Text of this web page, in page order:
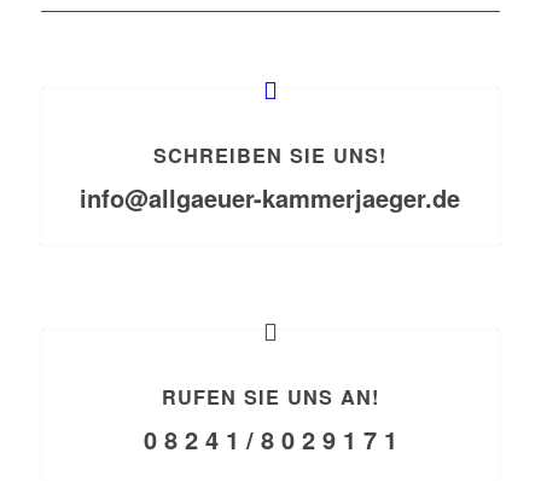
SCHREIBEN SIE UNS!
info@allgaeuer-kammerjaeger.de
RUFEN SIE UNS AN!
0 8 2 4 1 / 8 0 2 9 1 7 1